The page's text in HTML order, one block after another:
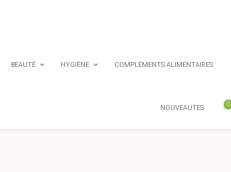
BEAUTÉ HYGIÈNE COMPLÉMENTS ALIMENTAIRES
NOUVEAUTES 0